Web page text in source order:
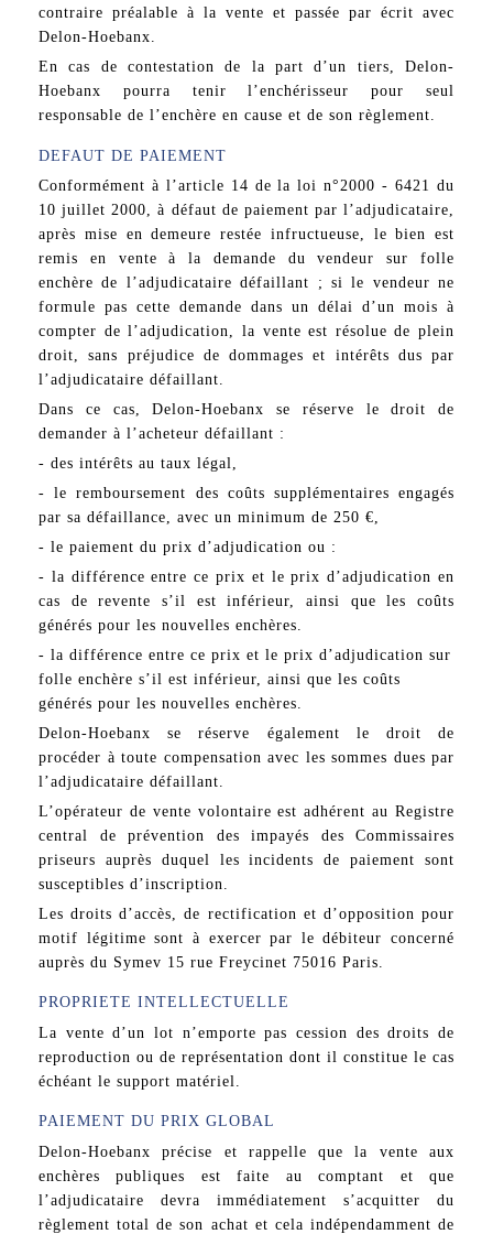
contraire préalable à la vente et passée par écrit avec
Delon-Hoebanx.
En cas de contestation de la part d’un tiers, Delon-
Hoebanx pourra tenir l’enchérisseur pour seul
responsable de l’enchère en cause et de son règlement.
DEFAUT DE PAIEMENT
Conformément à l’article 14 de la loi n°2000 - 6421 du
10 juillet 2000, à défaut de paiement par l’adjudicataire,
après mise en demeure restée infructueuse, le bien est
remis en vente à la demande du vendeur sur folle
enchère de l’adjudicataire défaillant ; si le vendeur ne
formule pas cette demande dans un délai d’un mois à
compter de l’adjudication, la vente est résolue de plein
droit, sans préjudice de dommages et intérêts dus par
l’adjudicataire défaillant.
Dans ce cas, Delon-Hoebanx se réserve le droit de
demander à l’acheteur défaillant :
- des intérêts au taux légal,
- le remboursement des coûts supplémentaires engagés
par sa défaillance, avec un minimum de 250 €,
- le paiement du prix d’adjudication ou :
- la différence entre ce prix et le prix d’adjudication en
cas de revente s’il est inférieur, ainsi que les coûts
générés pour les nouvelles enchères.
- la différence entre ce prix et le prix d’adjudication sur
folle enchère s’il est inférieur, ainsi que les coûts
générés pour les nouvelles enchères.
Delon-Hoebanx se réserve également le droit de
procéder à toute compensation avec les sommes dues par
l’adjudicataire défaillant.
L’opérateur de vente volontaire est adhérent au Registre
central de prévention des impayés des Commissaires
priseurs auprès duquel les incidents de paiement sont
susceptibles d’inscription.
Les droits d’accès, de rectification et d’opposition pour
motif légitime sont à exercer par le débiteur concerné
auprès du Symev 15 rue Freycinet 75016 Paris.
PROPRIETE INTELLECTUELLE
La vente d’un lot n’emporte pas cession des droits de
reproduction ou de représentation dont il constitue le cas
échéant le support matériel.
PAIEMENT DU PRIX GLOBAL
Delon-Hoebanx précise et rappelle que la vente aux
enchères publiques est faite au comptant et que
l’adjudicataire devra immédiatement s’acquitter du
règlement total de son achat et cela indépendamment de